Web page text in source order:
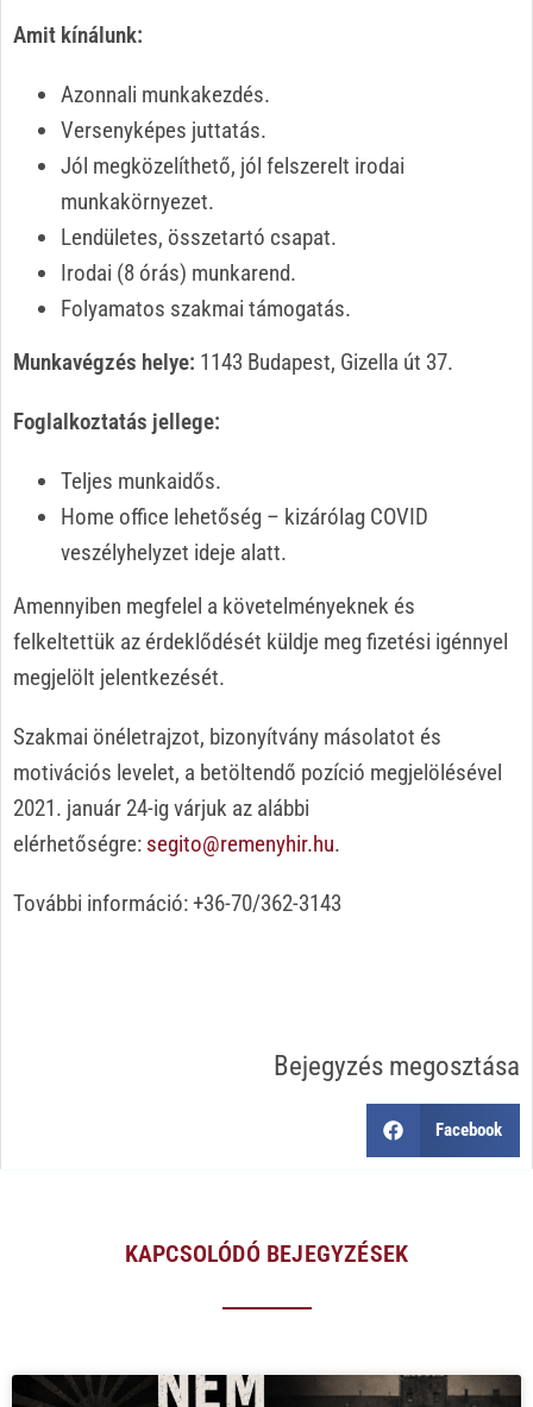
Amit kínálunk:
Azonnali munkakezdés.
Versenyképes juttatás.
Jól megközelíthető, jól felszerelt irodai
munkakörnyezet.
Lendületes, összetartó csapat.
Irodai (8 órás) munkarend.
Folyamatos szakmai támogatás.
Munkavégzés helye: 1143 Budapest, Gizella út 37.
Foglalkoztatás jellege:
Teljes munkaidős.
Home office lehetőség – kizárólag COVID
veszélyhelyzet ideje alatt.
Amennyiben megfelel a követelményeknek és
felkeltettük az érdeklődését küldje meg fizetési igénnyel
megjelölt jelentkezését.
Szakmai önéletrajzot, bizonyítvány másolatot és
motivációs levelet, a betöltendő pozíció megjelölésével
2021. január 24-ig várjuk az alábbi
elérhetőségre: segito@remenyhir.hu.
További információ: +36-70/362-3143
Bejegyzés megosztása
Facebook
KAPCSOLÓDÓ BEJEGYZÉSEK